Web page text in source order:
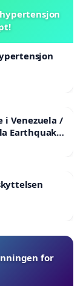
Venezuela /
Earthquake
for